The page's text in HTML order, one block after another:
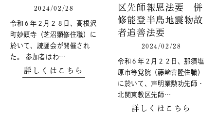
2024/02/28
令和６年２月２８日、高根沢
町妙顕寺（芝沼顕修住職）に
於いて、読誦会が開催され
た。 参加者はわ…
詳しくはこちら
区先師報恩法要 併
修能登半島地震物故
者追善法要
2024/02/28
令和６年２月２２日、那須塩
原市等覚院（藤﨑善隆住職）
に於いて、声明業勲功先師・
北関東教区先師…
詳しくはこちら